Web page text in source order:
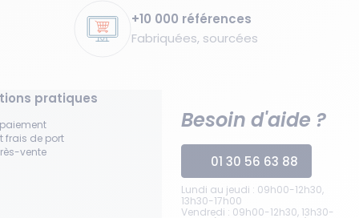
+10 000 références
Fabriquées, sourcées
pratiques
frais de port
vente
Besoin d'aide ?
01 30 56 63 88
Lundi au jeudi : 09h00-12h30,
13h30-17h00
Vendredi : 09h00-12h30, 13h30-